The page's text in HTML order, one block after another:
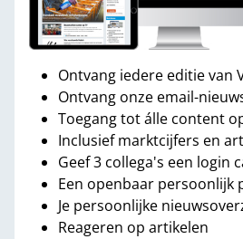
Ontvang iedere editie van
Ontvang onze email-
Toegang tot álle content
Inclusief marktcijfers en
Geef 3 collega's een login
Een openbaar persoonlijk
Je persoonlijke
Reageren op artikelen